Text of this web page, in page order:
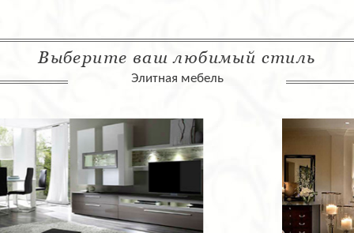
Выберите ваш любимый стиль
Элитная мебель